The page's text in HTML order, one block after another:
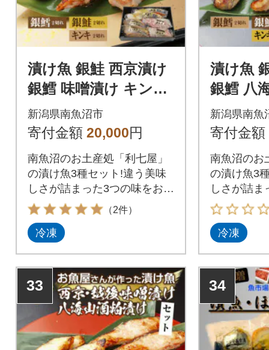
漬け魚 銀鮭 西京漬け
銀鱈 味噌漬け キンキ
八海山 粕漬け 計6切
れ 新潟県 南魚沼市 12
新潟県南魚沼市
寄付金額 20,000円
南魚沼のお土産処「利七屋」
の漬け魚3種セット!違う美味
しさが詰まった3つの味をお楽
しください!!
（2件）
冷凍
漬け魚
銀鱈 八
ンキ 西
れ 新潟
新潟県南魚
寄付金額
南魚沼のお
の漬け魚3
しさが詰ま
しください
冷凍
33 34